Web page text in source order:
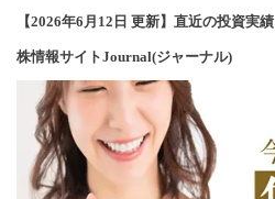
【2026年6 月12 日 更新】直近の投資実績
株情報サイトJournal(ジャーナル)